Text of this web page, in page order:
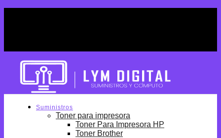
Suministros
Toner para impresora
Toner Para Impresora HP
Toner Brother